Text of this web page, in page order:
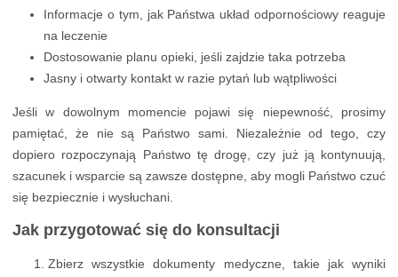
Informacje o tym, jak Państwa układ odpornościowy reaguje
na leczenie
Dostosowanie planu opieki, jeśli zajdzie taka potrzeba
Jasny i otwarty kontakt w razie pytań lub wątpliwości
Jeśli w dowolnym momencie pojawi się niepewność, prosimy
pamiętać, że nie są Państwo sami. Niezależnie od tego, czy
dopiero rozpoczynają Państwo tę drogę, czy już ją kontynuują,
szacunek i wsparcie są zawsze dostępne, aby mogli Państwo czuć
się bezpiecznie i wysłuchani.
Jak przygotować się do konsultacji
Zbierz wszystkie dokumenty medyczne, takie jak wyniki